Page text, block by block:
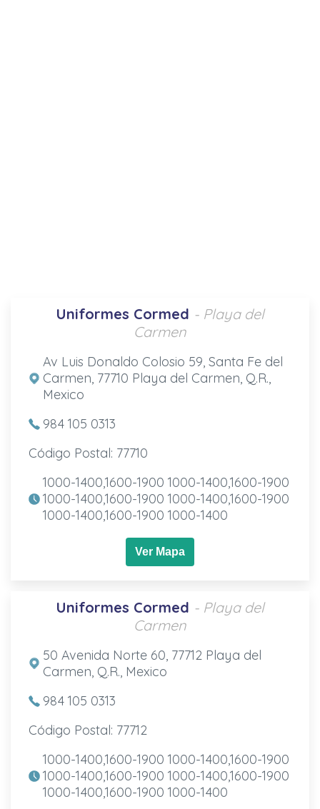
Uniformes Cormed - Playa del
Carmen
Av Luis Donaldo Colosio 59, Santa Fe del
Carmen, 77710 Playa del Carmen, Q.R.,
Mexico
984 105 0313
Código Postal: 77710
1000-1400,1600-1900 1000-1400,1600-1900
1000-1400,1600-1900 1000-1400,1600-1900
1000-1400,1600-1900 1000-1400
Ver Mapa
Uniformes Cormed - Playa del
Carmen
50 Avenida Norte 60, 77712 Playa del
Carmen, Q.R., Mexico
984 105 0313
Código Postal: 77712
1000-1400,1600-1900 1000-1400,1600-1900
1000-1400,1600-1900 1000-1400,1600-1900
1000-1400,1600-1900 1000-1400